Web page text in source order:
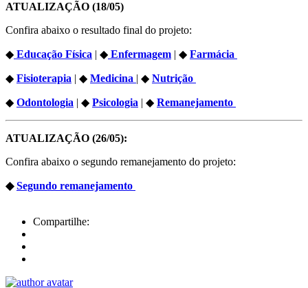
ATUALIZAÇÃO (18/05)
Confira abaixo o resultado final do projeto:
◆ Educação Física | ◆ Enfermagem | ◆ Farmácia
◆ Fisioterapia | ◆ Medicina | ◆ Nutrição
◆ Odontologia | ◆ Psicologia | ◆ Remanejamento
ATUALIZAÇÃO (26/05):
Confira abaixo o segundo remanejamento do projeto:
◆Segundo remanejamento
Compartilhe: